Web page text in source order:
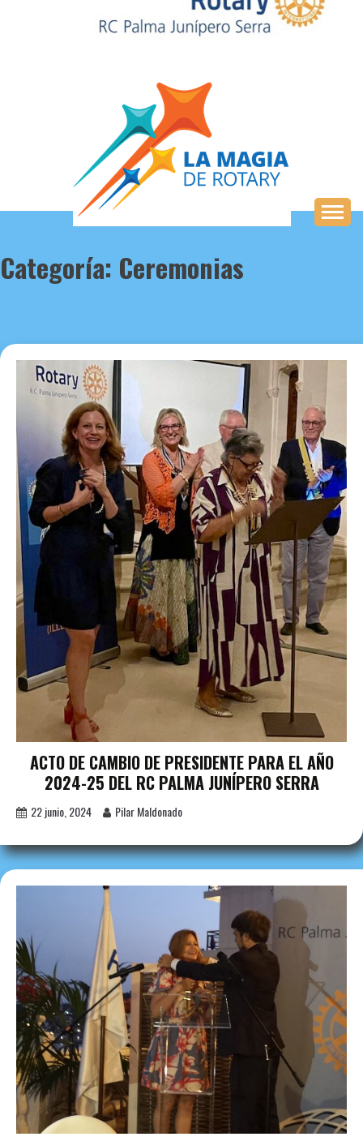
Categoría: Ceremonias
ACTO DE CAMBIO DE PRESIDENTE PARA EL AÑO
2024-25 DEL RC PALMA JUNÍPERO SERRA
22 junio, 2024 Pilar Maldonado